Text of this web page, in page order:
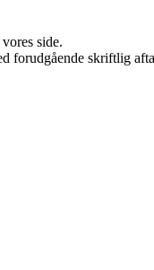
side.
forudgående skriftlig